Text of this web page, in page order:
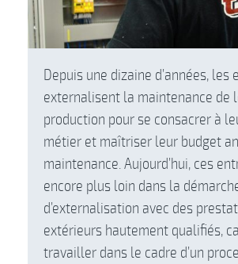
Depuis une dizaine d’années, les
externalisent la maintenance de
production pour se consacrer à
métier et maîtriser leur budget
maintenance. Aujourd’hui, ces
encore plus loin dans la
d’externalisation avec des
extérieurs hautement qualifiés,
travailler dans le cadre d’un